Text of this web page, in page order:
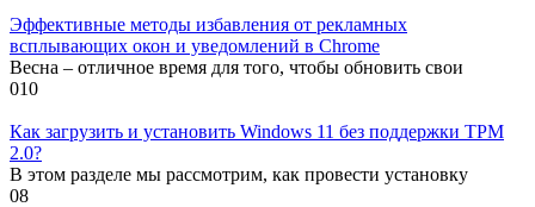
Эффективные методы избавления от рекламных
всплывающих окон и уведомлений в Chrome
Весна – отличное время для того, чтобы обновить свои
010
Как загрузить и установить Windows 11 без поддержки TPM
2.0?
В этом разделе мы рассмотрим, как провести установку
08